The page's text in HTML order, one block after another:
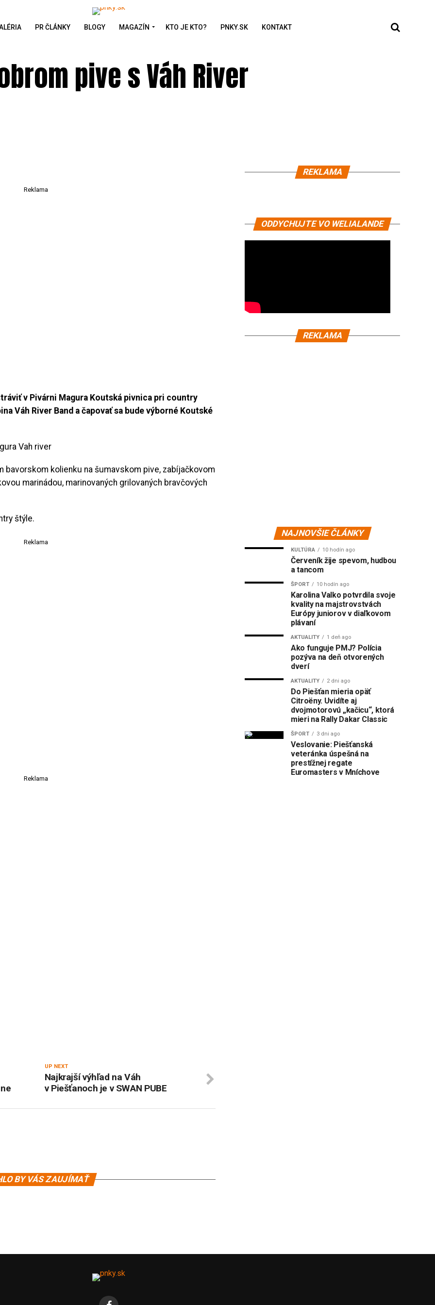
PR ČLÁNKY BLOGY MAGAZÍN KTO JE KTO? PNKY.SK KONTAKT
pive s Váh River
Reklama
v Pivárni Magura Koutská pivnica pri country
Váh River Band a čapovať sa bude výborné Koutské
kolienku na šumavskom pive, zabíjačkovom
marinádou, marinovaných grilovaných bravčových
štýle.
Reklama
Reklama
UP NEXT
Najkrajší výhľad na Váh
v Piešťanoch je v SWAN PUBE
BY VÁS ZAUJÍMAŤ
REKLAMA
ODDYCHUJTE VO WELIALANDE
REKLAMA
NAJNOVŠIE ČLÁNKY
KULTÚRA 10 hodín ago
Červeník žije spevom, hudbou
a tancom
ŠPORT 10 hodín ago
Karolina Valko potvrdila svoje
kvality na majstrovstvách
Európy juniorov v diaľkovom
plávaní
AKTUALITY 1 deň ago
Ako funguje PMJ? Polícia
pozýva na deň otvorených
dverí
AKTUALITY 2 dni ago
Do Piešťan mieria opäť
Citroëny. Uvidíte aj
dvojmotorovú „kačicu“, ktorá
mieri na Rally Dakar Classic
ŠPORT 3 dni ago
Veslovanie: Piešťanská
veteránka úspešná na
prestížnej regate
Euromasters v Mníchove